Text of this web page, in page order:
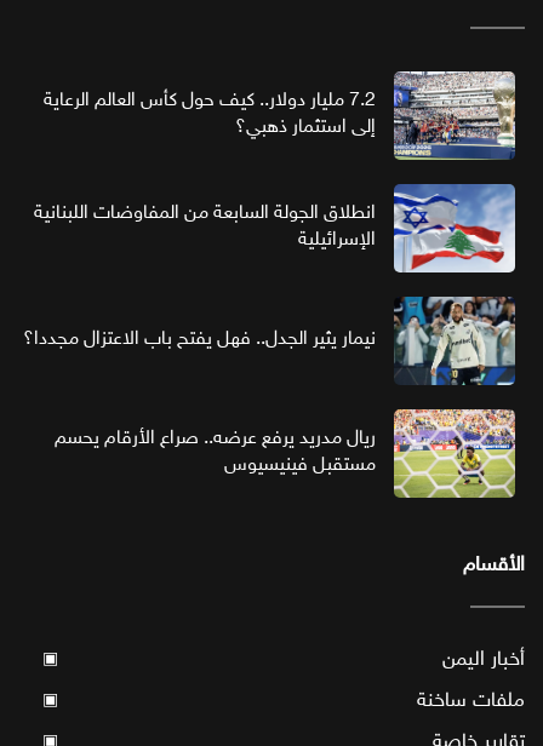
7.2 مليار دولار.. كيف حول كأس العالم الرعاية
إلى استثمار ذهبي؟
انطلاق الجولة السابعة من المفاوضات اللبنانية
الإسرائيلية
نيمار يثير الجدل.. فهل يفتح باب الاعتزال مجددا؟
ريال مدريد يرفع عرضه.. صراع الأرقام يحسم
مستقبل فينيسيوس
الأقسام
أخبار اليمن ▣
ملفات ساخنة ▣
تقارير خاصة ▣